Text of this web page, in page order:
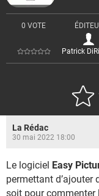
0 VOTE
Patrick
La Rédac
30 mai 2022 18:00
Le logiciel Easy
permettant d’ajouter
soit pour commenter